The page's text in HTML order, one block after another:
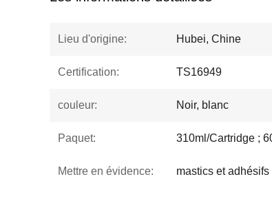
Lieu d'origine: Hubei, Chine
Certification: TS16949
couleur: Noir, blanc
Paquet: 310ml/Cartridge ;
Mettre en évidence: mastics et